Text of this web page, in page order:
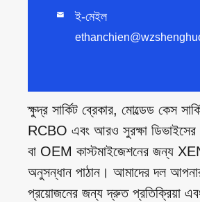
 ই-মেইল
ক্ষুদ্র সার্কিট ব্রেকার, মোল্ডেড কেস
RCBO এবং আরও সুরক্ষা ডিভাইসের
বা OEM কাস্টমাইজেশনের জন্য
অনুসন্ধান পাঠান। আমাদের দল
প্রয়োজনের জন্য দ্রুত প্রতিক্রিয়া এবং